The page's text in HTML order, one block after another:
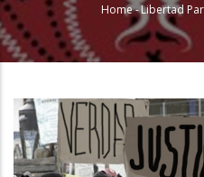
Home-Libertad